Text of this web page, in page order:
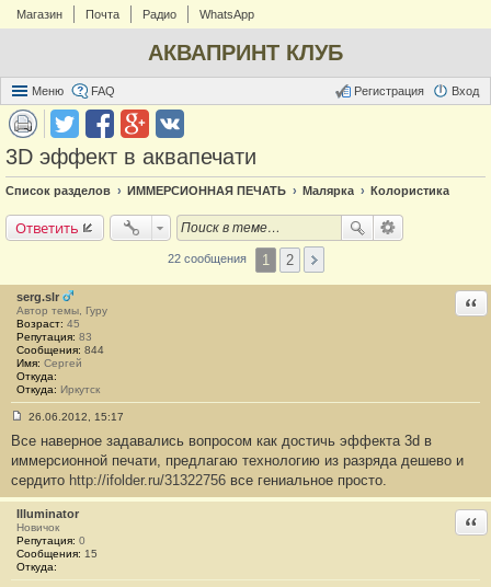
Магазин Почта Радио WhatsApp
АКВАПРИНТ КЛУБ
Меню FAQ Вход
Регистрация
3D эффект в аквапечати
Список разделов ИММЕРСИОННАЯ ПЕЧАТЬ Малярка Колористика
Ответить
22 сообщения 1 2
serg.slr
Автор темы, Гуру
Возраст: 45
Репутация: 83
Сообщения: 844
Имя: Сергей
Откуда:
Откуда: Иркутск
о
б
щ
е
н
и
е
#
1
26.06.2012, 15:17
Все наверное задавались вопросом как достичь эффекта 3d в
иммерсионной печати, предлагаю технологию из разряда дешево и
сердито http://ifolder.ru/31322756 все гениальное просто.
Illuminator
Новичок
Репутация: 0
Сообщения: 15
Откуда: